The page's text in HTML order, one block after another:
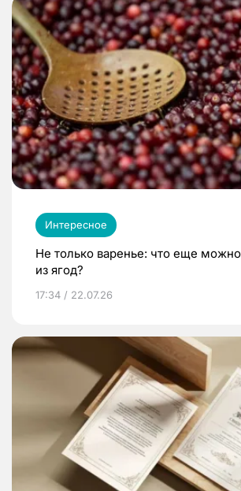
Интересное
Не только варенье: что еще можно
из ягод?
17:34 / 22.07.26